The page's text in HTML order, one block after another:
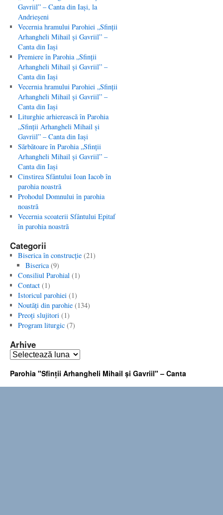
Gavriil” – Canta din Iaşi, la
Andrieşeni
Vecernia hramului Parohiei „Sfinţii
Arhangheli Mihail şi Gavriil” –
Canta din Iaşi
Premiere în Parohia „Sfinţii
Arhangheli Mihail şi Gavriil” –
Canta din Iaşi
Vecernia hramului Parohiei „Sfinţii
Arhangheli Mihail şi Gavriil” –
Canta din Iaşi
Liturghie arhierească în Parohia
„Sfinţii Arhangheli Mihail şi
Gavriil” – Canta din Iaşi
Sărbătoare în Parohia „Sfinţii
Arhangheli Mihail şi Gavriil” –
Canta din Iaşi
Cinstirea Sfântului Ioan Iacob în
parohia noastră
Prohodul Domnului în parohia
noastră
Vecernia scoaterii Sfântului Epitaf
în parohia noastră
Categorii
Biserica în construcţie(21)
Biserica(9)
Consiliul Parohial(1)
Contact(1)
Istoricul parohiei(1)
Noutăţi din parohie(134)
Preoţi slujitori(1)
Program liturgic(7)
Arhive
Arhive
Parohia "Sfinţii Arhangheli Mihail şi Gavriil" – Canta